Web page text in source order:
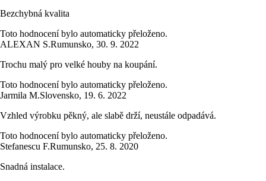
Bezchybná kvalita
Toto hodnocení bylo automaticky přeloženo.
ALEXAN S.Rumunsko, 30. 9. 2022
Trochu malý pro velké houby na koupání.
Toto hodnocení bylo automaticky přeloženo.
Jarmila M.Slovensko, 19. 6. 2022
Vzhled výrobku pěkný, ale slabě drží, neustále odpadává.
Toto hodnocení bylo automaticky přeloženo.
Stefanescu F.Rumunsko, 25. 8. 2020
Snadná instalace.